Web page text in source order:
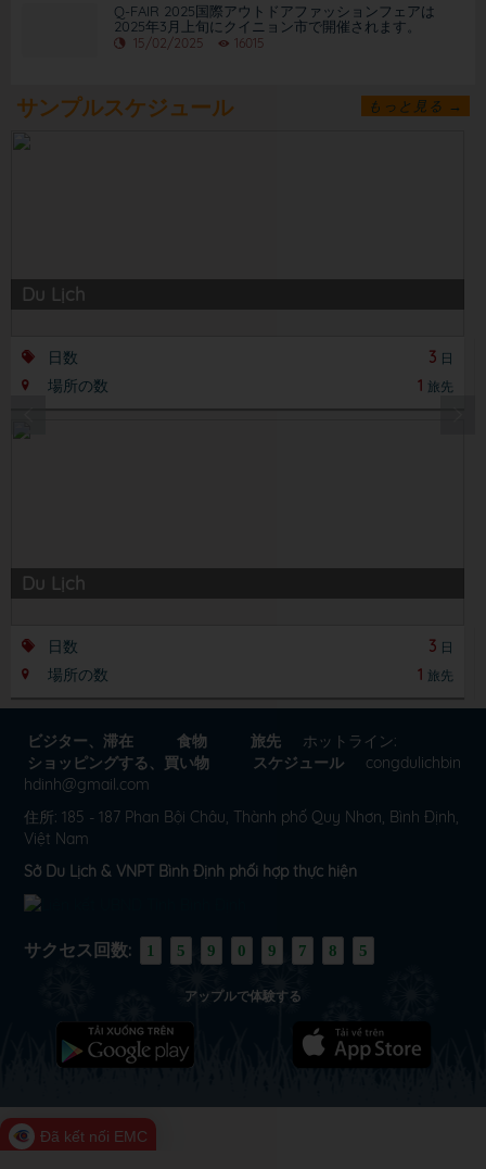
Q-FAIR 2025国際アウトドアファッションフェアは
2025年3月上旬にクイニョン市で開催されます。
15/02/2025 16015
サンプルスケジュール もっと見る →
Du Lịch
日数 3 日
場所の数 1 旅先
Du Lịch
日数 3 日
場所の数 1 旅先
ビジター、滞在 食物
旅先
ショッピングする、買い物
スケジュール
ホットライン:
congdulichbin
hdinh@gmail.com
住所: 185 - 187 Phan Bội Châu, Thành phố Quy Nhơn, Bình Định,
Việt Nam
Sở Du Lịch & VNPT Bình Định phối hợp thực hiện
サクセス回数: 1 5 9 0 9 7 8 5
アップルで体験する
Đã kết nối EMC